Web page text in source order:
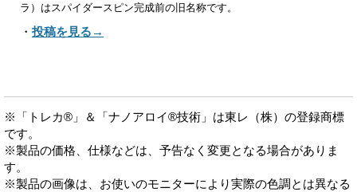
ラ）はスパイダースピン完成前の旧名称です。
・ 投稿を見る→
※「トレカ®」＆「ナノアロイ®技術」は東レ（株）の登録商標
です。
※製品の価格、仕様などは、予告なく変更となる場合がありま
す。
※製品の画像は、お使いのモニターにより実際の色調とは異なる